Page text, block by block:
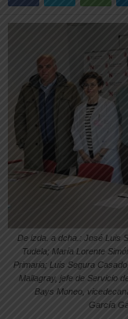
De izda. a dcha.: José Luis
Tudela; María Lorente
Primaria; Luis Segura
Mallagray, jefe de Servicio
Bays Moneo,
García